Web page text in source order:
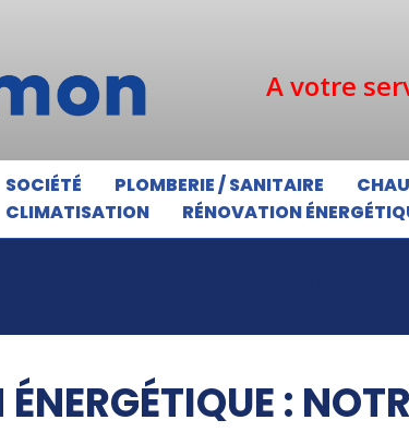
A votre
SOCIÉTÉ PLOMBERIE / SANITAIRE
CLIMATISATION
RÉNOVATION
: